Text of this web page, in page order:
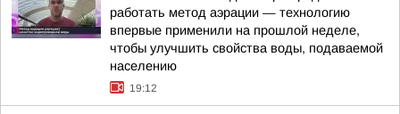
работать метод аэрации — технологию
впервые применили на прошлой неделе,
чтобы улучшить свойства воды, подаваемой
населению
19:12